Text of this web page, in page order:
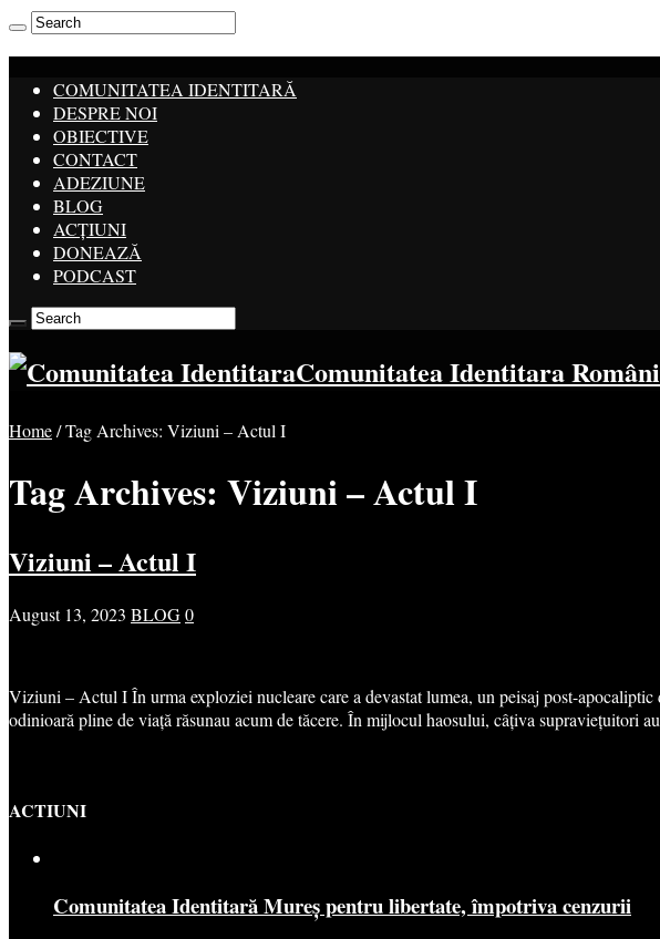
COMUNITATEA IDENTITARĂ
DESPRE NOI
OBIECTIVE
CONTACT
ADEZIUNE
BLOG
ACȚIUNI
DONEAZĂ
PODCAST
Comunitatea Identitara
Home/Tag Archives: Viziuni – Actul I
Tag Archives: Viziuni – Actul I
Viziuni – Actul I
August 13, 2023 BLOG0
Viziuni – Actul I În urma exploziei nucleare care a devastat lumea, un peisaj post-
odinioară pline de viață răsunau acum de tăcere. În mijlocul haosului, câțiva supraviețuitori
ACTIUNI
Comunitatea Identitară Mureș pentru libertate, împotriva cenzurii